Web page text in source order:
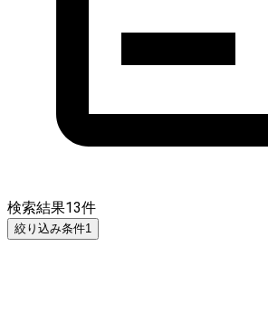
検索結果13件
絞り込み条件1